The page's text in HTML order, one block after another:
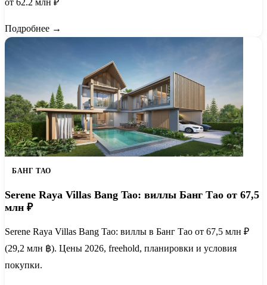
от 62.2 млн ₽
Подробнее →
БАНГ ТАО
Serene Raya Villas Bang Tao: виллы Банг Тао от 67,5
млн ₽
Serene Raya Villas Bang Tao: виллы в Банг Тао от 67,5 млн ₽
(29,2 млн ฿). Цены 2026, freehold, планировки и условия
покупки.